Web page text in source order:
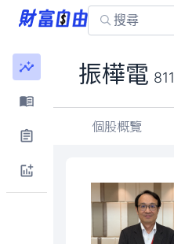
振樺電
個股概覽